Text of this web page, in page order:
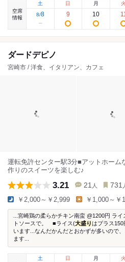
空席
情報
土
8/8
日
9
月
10
火
ダードデピノ
宮崎市 / 洋食、イタリアン、カフェ
運転免許センター駅3分■アットホーム
作りのスイーツを楽しむ♪
3.21 21 人 731
￥2,000～￥2,999 ￥1,000～￥
...宮崎鶏の柔らかチキン南蛮 @1200円 ライ
トソースで。 ■ライス(大盛りはプラス
います...なんだかんだとおかずが多いので
ます...
土
日 月 火